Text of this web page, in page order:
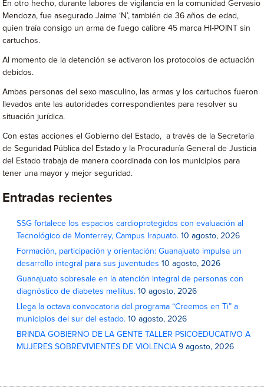
En otro hecho, durante labores de vigilancia en la comunidad Gervasio
Mendoza, fue asegurado Jaime ‘N’, también de 36 años de edad,
quien traía consigo un arma de fuego calibre 45 marca HI-POINT sin
cartuchos.
Al momento de la detención se activaron los protocolos de actuación
debidos.
Ambas personas del sexo masculino, las armas y los cartuchos fueron
llevados ante las autoridades correspondientes para resolver su
situación jurídica.
Con estas acciones el Gobierno del Estado, a través de la Secretaría
de Seguridad Pública del Estado y la Procuraduría General de Justicia
del Estado trabaja de manera coordinada con los municipios para
tener una mayor y mejor seguridad.
Entradas recientes
SSG fortalece los espacios cardioprotegidos con evaluación al
Tecnológico de Monterrey, Campus Irapuato. 10 agosto, 2026
Formación, participación y orientación: Guanajuato impulsa un
desarrollo integral para sus juventudes 10 agosto, 2026
Guanajuato sobresale en la atención integral de personas con
diagnóstico de diabetes mellitus. 10 agosto, 2026
Llega la octava convocatoria del programa “Creemos en Ti” a
municipios del sur del estado. 10 agosto, 2026
BRINDA GOBIERNO DE LA GENTE TALLER PSICOEDUCATIVO A
MUJERES SOBREVIVIENTES DE VIOLENCIA 9 agosto, 2026